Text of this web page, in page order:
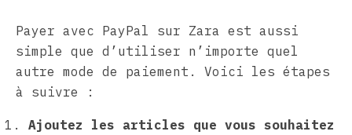
Payer avec PayPal sur Zara est aussi
simple que d’utiliser n’importe quel
autre mode de paiement. Voici les étapes
à suivre :
Ajoutez les articles que vous souhaitez